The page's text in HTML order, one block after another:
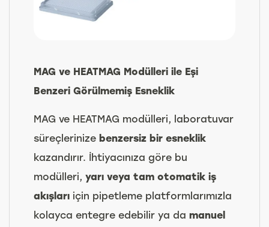
MAG ve HEATMAG Modülleri ile Eşi
Benzeri Görülmemiş Esneklik
MAG ve HEATMAG modülleri, laboratuvar
süreçlerinize benzersiz bir esneklik
kazandırır. İhtiyacınıza göre bu
modülleri, yarı veya tam otomatik iş
akışları için pipetleme platformlarımızla
kolayca entegre edebilir ya da manuel